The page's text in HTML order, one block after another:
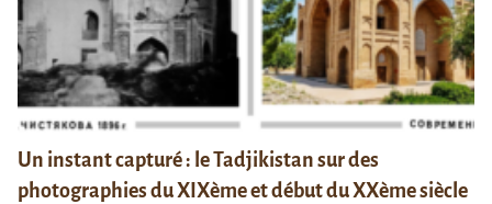
Un instant capturé : le Tadjikistan sur des
photographies du XIXème et début du XXème siècle